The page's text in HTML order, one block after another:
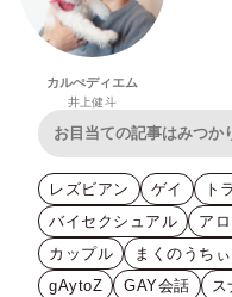
カルぺディエム
井上健斗
レズビアン ゲイ
ト
バイセクシュアル
ア
カップル
まくのうち
gAytoZ
GAY会話